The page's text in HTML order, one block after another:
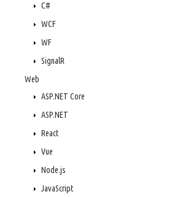
C#
WCF
WF
SignalR
Web
ASP.NET Core
ASP.NET
React
Vue
Node.js
JavaScript